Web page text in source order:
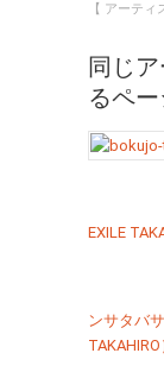
【 アーティ
同じ
るペ
EXILE
ンサタバ